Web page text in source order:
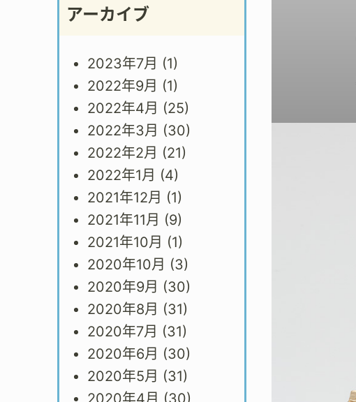
アーカイブ
2023年7月 (1)
2022年9月 (1)
2022年4月 (25)
2022年3月 (30)
2022年2月 (21)
2022年1月 (4)
2021年12月 (1)
2021年11月 (9)
2021年10月 (1)
2020年10月 (3)
2020年9月 (30)
2020年8月 (31)
2020年7月 (31)
2020年6月 (30)
2020年5月 (31)